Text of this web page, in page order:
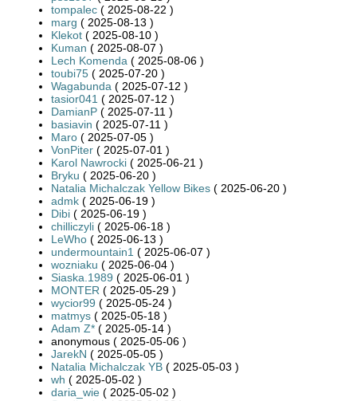
tompalec ( 2025-08-22 )
marg ( 2025-08-13 )
Klekot ( 2025-08-10 )
Kuman ( 2025-08-07 )
Lech Komenda ( 2025-08-06 )
toubi75 ( 2025-07-20 )
Wagabunda ( 2025-07-12 )
tasior041 ( 2025-07-12 )
DamianP ( 2025-07-11 )
basiavin ( 2025-07-11 )
Maro ( 2025-07-05 )
VonPiter ( 2025-07-01 )
Karol Nawrocki ( 2025-06-21 )
Bryku ( 2025-06-20 )
Natalia Michalczak Yellow Bikes ( 2025-06-20 )
admk ( 2025-06-19 )
Dibi ( 2025-06-19 )
chilliczyli ( 2025-06-18 )
LeWho ( 2025-06-13 )
undermountain1 ( 2025-06-07 )
wozniaku ( 2025-06-04 )
Siaska.1989 ( 2025-06-01 )
MONTER ( 2025-05-29 )
wycior99 ( 2025-05-24 )
matmys ( 2025-05-18 )
Adam Z* ( 2025-05-14 )
anonymous ( 2025-05-06 )
JarekN ( 2025-05-05 )
Natalia Michalczak YB ( 2025-05-03 )
wh ( 2025-05-02 )
daria_wie ( 2025-05-02 )